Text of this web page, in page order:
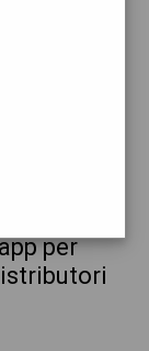
per